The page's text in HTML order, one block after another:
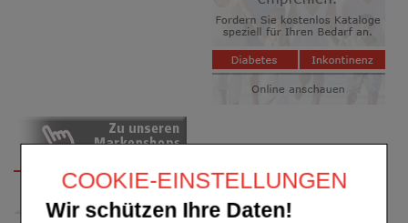
COOKIE-EINSTELLUNGEN
Wir schützen Ihre Daten!